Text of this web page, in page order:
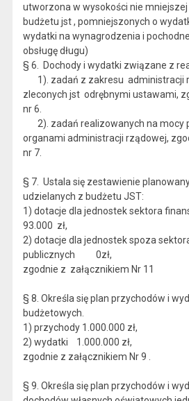
utworzona w wysokości nie mniejszej
budżetu jst , pomniejszonych o
wydatki na wynagrodzenia i
obsługę długu)
§ 6. Dochody i wydatki związane z
1). zadań z zakresu administracji
zleconych jst odrębnymi ustawami,
nr 6.
2). zadań realizowanych na mocy
organami administracji rządowej,
nr 7.
§ 7. Ustala się zestawienie
udzielanych z budżetu JST:
1) dotacje dla jednostek sektora
93.000 zł,
2) dotacje dla jednostek spoza
publicznych 0zł,
zgodnie z załącznikiem Nr 11
§ 8. Określa się plan przychodów i
budżetowych.
1) przychody 1.000.000 zł,
2) wydatki 1.000.000 zł,
zgodnie z załącznikiem Nr 9 .
§ 9. Określa się plan przychodów i